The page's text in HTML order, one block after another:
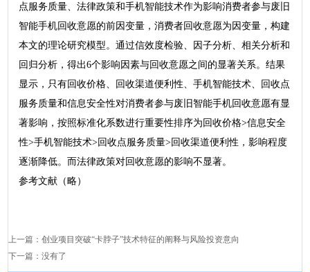
点服务质量、法律政策和手机智能技术作为影响消费者参与废旧
智能手机回收意愿的前因变量，消费者回收意愿为因变量，构建
本文的理论研究模型。通过信效度检验、因子分析、相关分析和
回归分析，得出6个影响因素与回收意愿之间的显著关系。结果
显示，只有回收价格、回收渠道便利性、手机智能技术、回收点
服务质量和信息安全性对消费者参与废旧智能手机回收意愿有显
著影响，按照标准化系数进行重要性排序为回收价格>信息安全
性>手机智能技术>回收点服务质量>回收渠道便利性，影响程度
逐渐降低。而法律政策对回收意愿的影响不显著。
参考文献（略）
上一篇：创业项目突破“卡脖子”技术特征的阐释与风险投资意向
下一篇：没有了